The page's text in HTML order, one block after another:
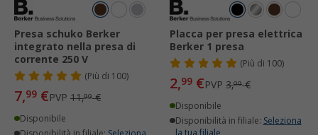
Presa schuko Berker
integrato nella presa di
corrente 250 V
(Più di 100)
7,99 €PVP 11,99€
Disponibile
Placca per presa elettrica
Berker 1 presa
(Più di 100)
2,99 €PVP 3,99€
Disponibile
Disponibilità in filiale: Seleziona
la tua filiale